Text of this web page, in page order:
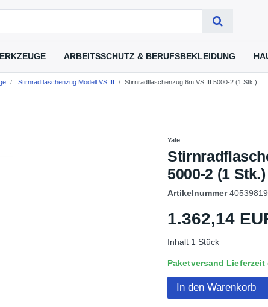
ARBEITSSCHUTZ & BERUFSBEKLEIDUNG
Stirnradflaschenzug Modell VS III Stirnradflaschenzug 6m VS III 5000-2 (1 Stk.)
Yale
5000-2 (1 Stk.)
Artikelnummer
1.362,14
Inhalt 1 Stück
Paketversand Lieferzeit
In den Warenkorb